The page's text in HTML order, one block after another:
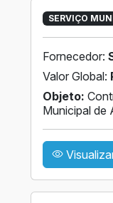
SERVIÇO
Fornecedor:
Valor Global:
Objeto:
Municipal de